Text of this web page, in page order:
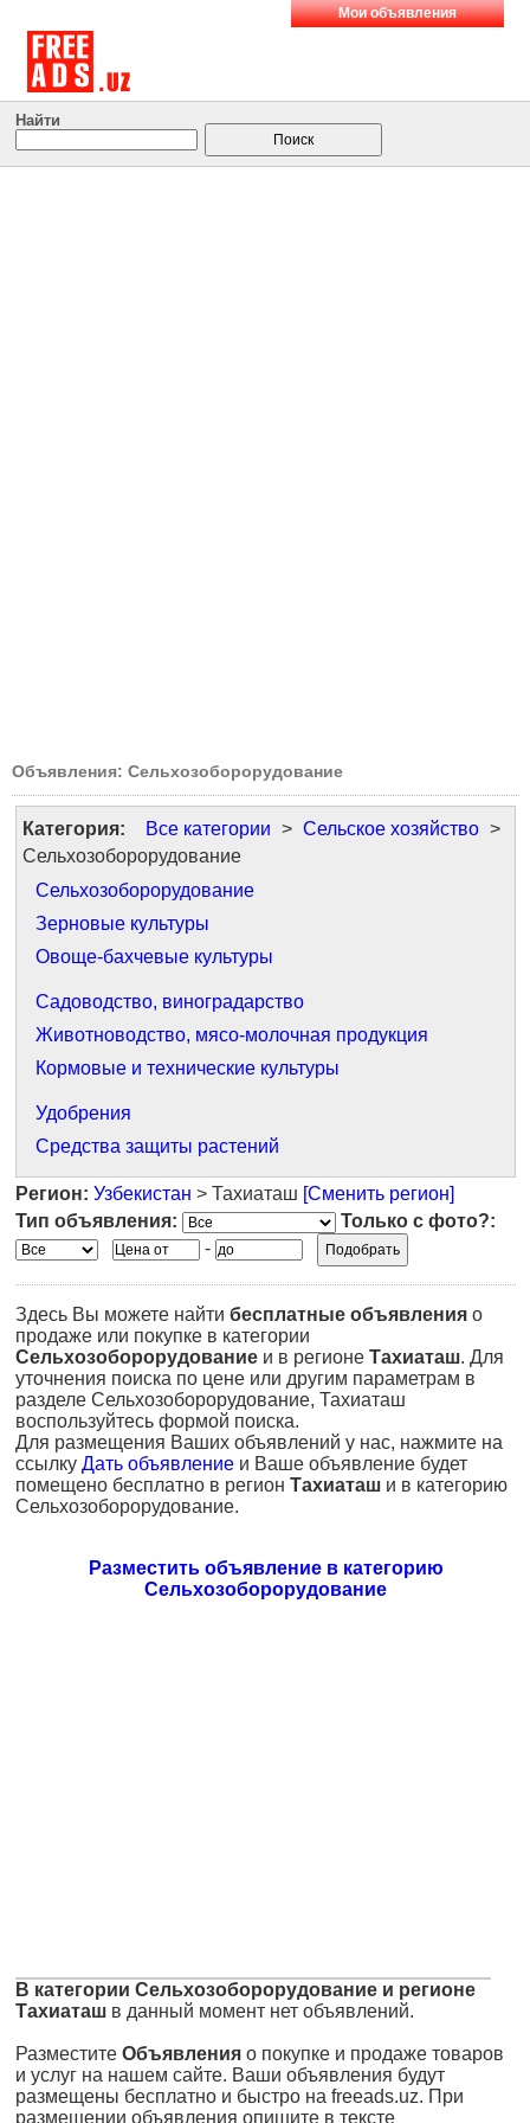
Мои объявления
Найти
Объявления: Сельхозоборорудование
Категория: Все категории > Сельское хозяйство >
Сельхозоборорудование
Сельхозоборорудование
Зерновые культуры
Овоще-бахчевые культуры
Садоводство, виноградарство
Животноводство, мясо-молочная продукция
Кормовые и технические культуры
Удобрения
Средства защиты растений
Регион: Узбекистан > Тахиаташ [Сменить регион]
Тип объявления:
Только с фото?:
-
Здесь Вы можете найти бесплатные объявления о
продаже или покупке в категории
Сельхозоборорудование и в регионе Тахиаташ. Для
уточнения поиска по цене или другим параметрам в
разделе Сельхозоборорудование, Тахиаташ
воспользуйтесь формой поиска.
Для размещения Ваших объявлений у нас, нажмите на
ссылку Дать объявление и Ваше объявление будет
помещено бесплатно в регион Тахиаташ и в категорию
Сельхозоборорудование.
Разместить объявление в категорию
Сельхозоборорудование
В категории Сельхозоборорудование и регионе
Тахиаташ в данный момент нет объявлений.
Разместите Объявления о покупке и продаже товаров
и услуг на нашем сайте. Ваши объявления будут
размещены бесплатно и быстро на freeads.uz. При
размещении объявления опишите в тексте